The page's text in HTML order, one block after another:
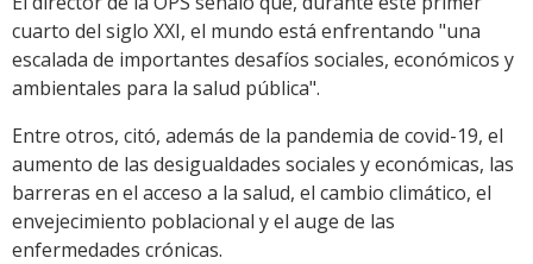
cuarto del siglo XXI, el mundo está enfrentando "una
escalada de importantes desafíos sociales, económicos y
ambientales para la salud pública".
Entre otros, citó, además de la pandemia de covid-19, el
aumento de las desigualdades sociales y económicas, las
barreras en el acceso a la salud, el cambio climático, el
envejecimiento poblacional y el auge de las
enfermedades crónicas.